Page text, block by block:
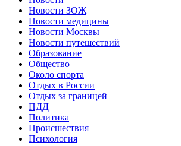
Новости ЗОЖ
Новости медицины
Новости Москвы
Новости путешествий
Образование
Общество
Около спорта
Отдых в России
Отдых за границей
ПДД
Политика
Происшествия
Психология